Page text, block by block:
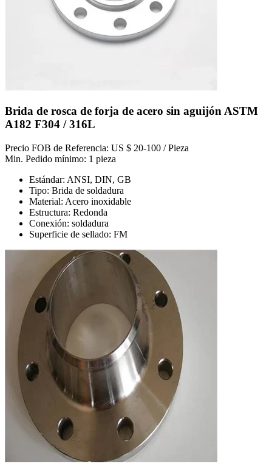
Brida de rosca de forja de acero sin aguijón ASTM
A182 F304 / 316L
Precio FOB de Referencia: US $ 20-100 / Pieza
Min. Pedido mínimo: 1 pieza
Estándar: ANSI, DIN, GB
Tipo: Brida de soldadura
Material: Acero inoxidable
Estructura: Redonda
Conexión: soldadura
Superficie de sellado: FM